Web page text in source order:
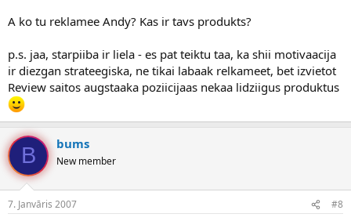
atšķirība. Turklāt ar šo sistēmu es savā ziņā pateicos tiem cilvēkiem,
kuri patiešām iegulda darbu mana produkta reklamēšanā.
A ko tu reklamee Andy? Kas ir tavs produkts?
p.s. jaa, starpiiba ir liela - es pat teiktu taa, ka shii motivaacija
ir diezgan strateegiska, ne tikai labaak relkameet, bet izvietot
Review saitos augstaaka poziicijaas nekaa lidziigus produktus
B bums
New member
7. Janvāris 2007 #8